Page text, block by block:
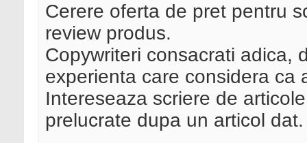
Cerere oferta de pret pentru
review produs.
Copywriteri consacrati adica,
experienta care considera ca
Intereseaza scriere de
prelucrate dupa un articol dat.